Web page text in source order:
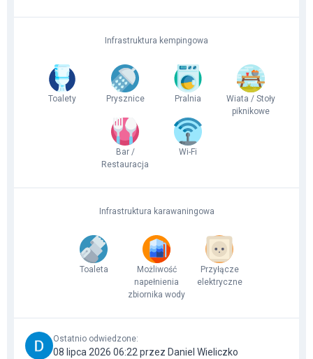
Infrastruktura kempingowa
Toalety Prysznice Pralnia
Wiata / Stoły
piknikowe
Bar /
Restauracja
Wi-Fi
Infrastruktura karawaningowa
Toaleta
Możliwość
napełnienia
zbiornika wody
Przyłącze
elektryczne
Ostatnio odwiedzone:
08 lipca 2026 06:22 przez Daniel Wieliczko